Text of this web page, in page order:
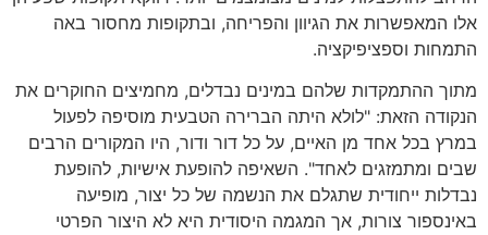
אלו המאפשרות את הגיוון והפריחה, ובתקופות מחסור באה
התמחות וספציפיקציה.
מתוך ההתמקדות שלהם במינים נבדלים, מחמיצים החוקרים את
הנקודה הזאת: "לולא היתה הברירה הטבעית מוסיפה לפעול
במרץ בכל אחד מן האיים, על כל דור ודור, היו המקורים הרבים
שבים ומתמזגים לאחד". השאיפה להופעת אישיות, להופעת
נבדלות ייחודית שתגלם את הנשמה של כל יצור, מופיעה
באינספור צורות, אך המגמה היסודית היא לא היצור הפרטי